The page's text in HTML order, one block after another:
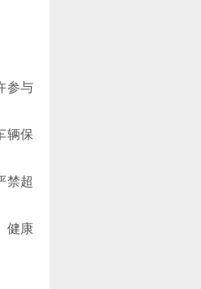
参与
辆保
禁超
健康